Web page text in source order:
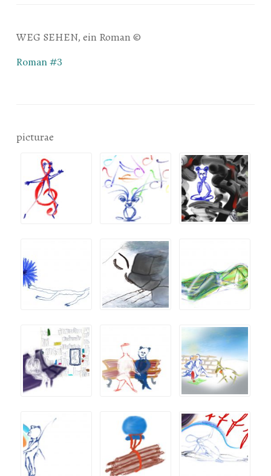
WEG SEHEN, ein Roman ©
Roman #3
picturae